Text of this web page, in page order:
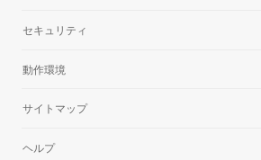
セキュリティ
動作環境
サイトマップ
ヘルプ